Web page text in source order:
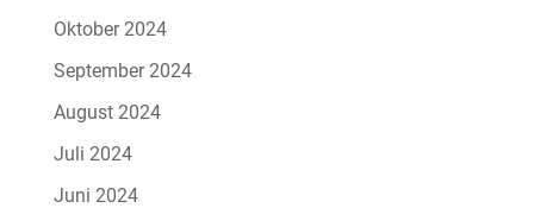
Oktober 2024
September 2024
August 2024
Juli 2024
Juni 2024